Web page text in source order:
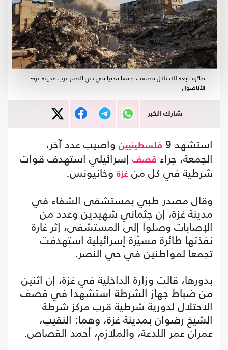
طائرة تابعة للاحتلال قصفت تجمعا مدنيا في حي النصر غرب مدينة غزة-
الأناضول
شارك الخبر
استشهد 9 فلسطينيين وأصيب عدد آخر،
الجمعة، جراء قصف إسرائيلي استهدف قوات
شرطية في كل من غزة وخانيونس.
وقال مصدر طبي بمستشفى الشفاء في
مدينة غزة، إن جثماني شهيدين وعدد من
الإصابات وصلوا إلى المستشفى، إثر غارة
نفذتها طائرة مسيّرة إسرائيلية استهدفت
تجمعا لمواطنين في حي النصر.
بدورها، قالت وزارة الداخلية في غزة، إن اثنين
من ضباط جهاز الشرطة استشهدا في قصف
الاحتلال لدورية شرطية قرب مركز شرطة
الشيخ رضوان بمدينة غزة، وهما: النقيب،
عمران عمر اللدعة، وال⁠ملازم، أحمد القصاص.